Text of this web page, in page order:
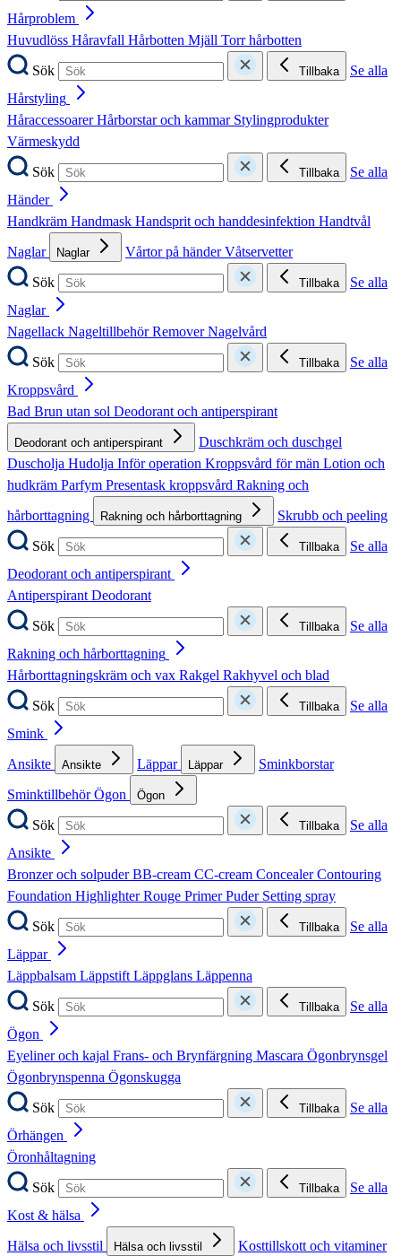
Hårproblem
Huvudlöss Håravfall Hårbotten Mjäll Torr hårbotten
Sök
Tillbaka
Se alla
Hårstyling
HåraccessoarerHårborstar och kammar Stylingprodukter
Värmeskydd
Sök
Tillbaka
Se alla
Händer
Handkräm Handmask Handsprit och handdesinfektion Handtvål
Naglar
Naglar Vårtor på händerVåtservetter
Sök
Tillbaka
Se alla
Naglar
Nagellack NageltillbehörRemoverNagelvård
Sök
Tillbaka
Se alla
Kroppsvård
Bad Brun utan sol Deodorant och antiperspirant
Deodorant och antiperspirant
Duschkräm och duschgel
Duscholja Hudolja Inför operation Kroppsvård för män Lotion och
hudkräm Parfym Presentask kroppsvård Rakning och
hårborttagning
Rakning och hårborttagning
Skrubb och peeling
Sök
Tillbaka
Se alla
Deodorant och antiperspirant
AntiperspirantDeodorant
Sök
Tillbaka
Se alla
Rakning och hårborttagning
Hårborttagningskräm och vax Rakgel Rakhyvel och blad
Sök
Tillbaka
Se alla
Smink
Ansikte
Ansikte Läppar Läppar
Sminkborstar
SminktillbehörÖgon Ögon
Sök Tillbaka
Se alla
Ansikte
Bronzer och solpuderBB-cream CC-cream ConcealerContouring
Foundation HighlighterRouge PrimerPuder Setting spray
Sök
Tillbaka
Se alla
Läppar
Läppbalsam LäppstiftLäppglans Läppenna
Sök
Tillbaka
Se alla
Ögon
Eyeliner och kajal Frans- och Brynfärgning Mascara Ögonbrynsgel
Ögonbrynspenna Ögonskugga
Sök
Tillbaka
Se alla
Örhängen
Öronhåltagning
Sök
Tillbaka
Se alla
Kost & hälsa
Hälsa och livsstil
Hälsa och livsstil Kosttillskott och vitaminer